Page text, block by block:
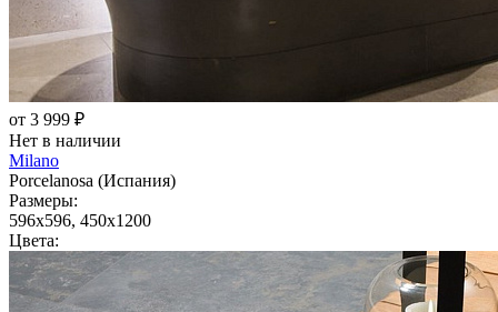
от 3 999 ₽
Нет в наличии
Milano
Porcelanosa (Испания)
Размеры:
596x596, 450x1200
Цвета: